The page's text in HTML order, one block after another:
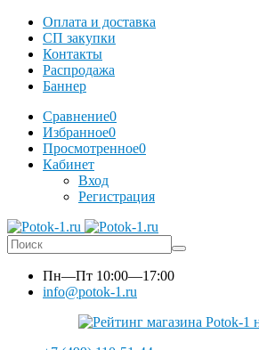
Оплата и доставка
СП закупки
Контакты
Распродажа
Баннер
Сравнение0
Избранное0
Просмотренное0
Кабинет
Вход
Регистрация
Пн—Пт 10:00—17:00
info@potok-1.ru